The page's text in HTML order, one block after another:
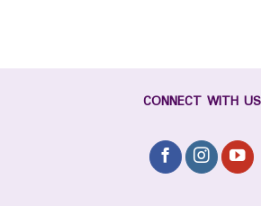
CONNECT WITH US